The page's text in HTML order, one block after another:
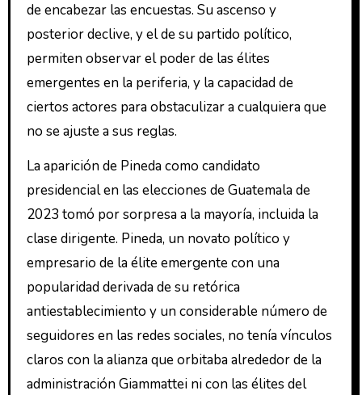
de encabezar las encuestas. Su ascenso y
posterior declive, y el de su partido político,
permiten observar el poder de las élites
emergentes en la periferia, y la capacidad de
ciertos actores para obstaculizar a cualquiera que
no se ajuste a sus reglas.
La aparición de Pineda como candidato
presidencial en las elecciones de Guatemala de
2023 tomó por sorpresa a la mayoría, incluida la
clase dirigente. Pineda, un novato político y
empresario de la élite emergente con una
popularidad derivada de su retórica
antiestablecimiento y un considerable número de
seguidores en las redes sociales, no tenía vínculos
claros con la alianza que orbitaba alrededor de la
administración Giammattei ni con las élites del